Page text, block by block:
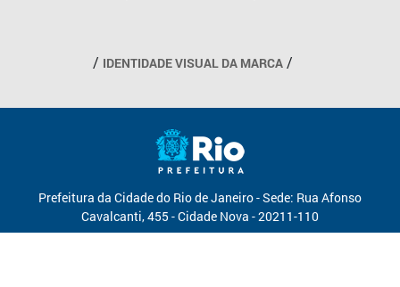
IDENTIDADE VISUAL DA MARCA
Prefeitura da Cidade do Rio de Janeiro - Sede: Rua Afonso
Cavalcanti, 455 - Cidade Nova - 20211-110